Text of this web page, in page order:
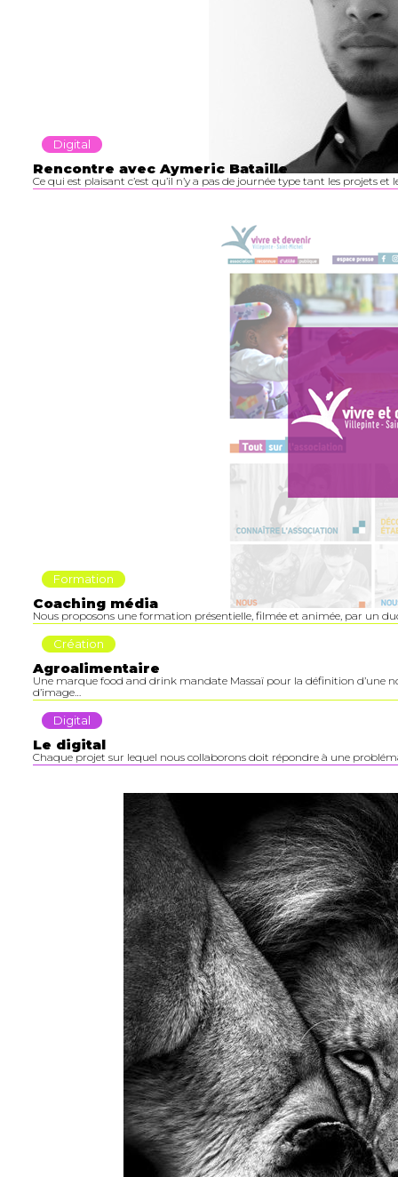
Digital
Rencontre avec Aymeric Bataille
Ce qui est plaisant c’est qu’il n’y a pas de journée type tant les projets et
Formation
Coaching média
Nous proposons une formation présentielle, filmée et animée, par un
Création
Agroalimentaire
Une marque food and drink mandate Massaï pour la définition d’une
d’image…
Digital
Le digital
Chaque projet sur lequel nous collaborons doit répondre à une